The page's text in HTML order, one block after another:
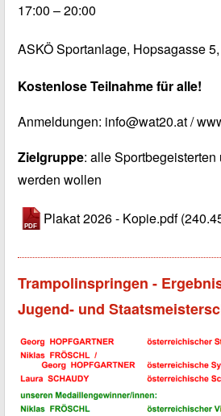
17:00 – 20:00
ASKÖ Sportanlage, Hopsagasse
Kostenlose Teilnahme für alle!
Anmeldungen: info@wat20.at/
Zielgruppe: alle
werden wollen
Plakat 2026 - Kopie.pdf
Trampolinspringen -
Jugend- und